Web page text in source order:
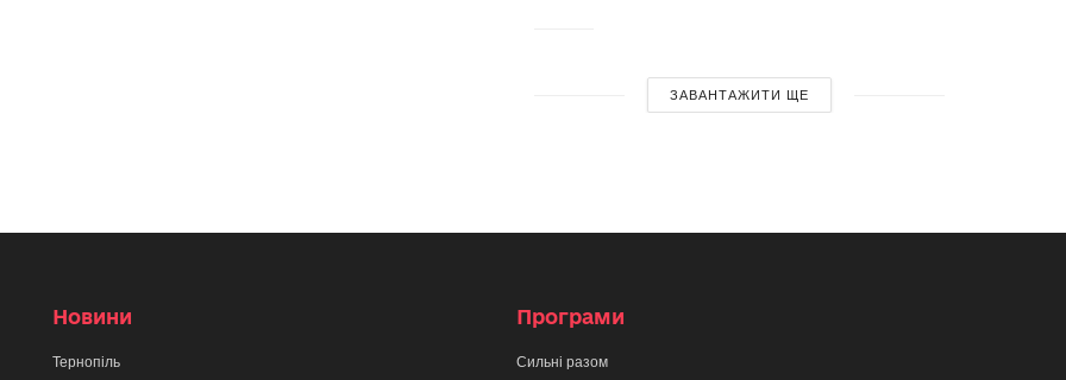
ЗАВАНТАЖИТИ ЩЕ
Новини
Тернопіль
Програми
Сильні разом